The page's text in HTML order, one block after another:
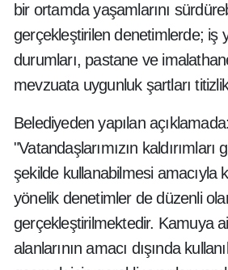
bir ortamda yaşamlarını
gerçekleştirilen denetimlerde; iş
durumları, pastane ve
mevzuata uygunluk şartları
Belediyeden yapılan açıklamada:
"Vatandaşlarımızın
şekilde kullanabilmesi amacıyla
yönelik denetimler de düzenli
gerçekleştirilmektedir. Kamuya
alanlarının amacı dışında